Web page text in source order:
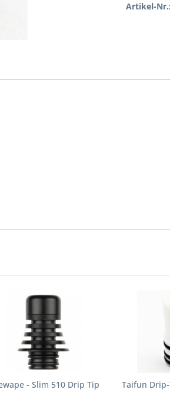
Artikel-Nr.:
- Slim 510 Drip Tip Taifun Drip-